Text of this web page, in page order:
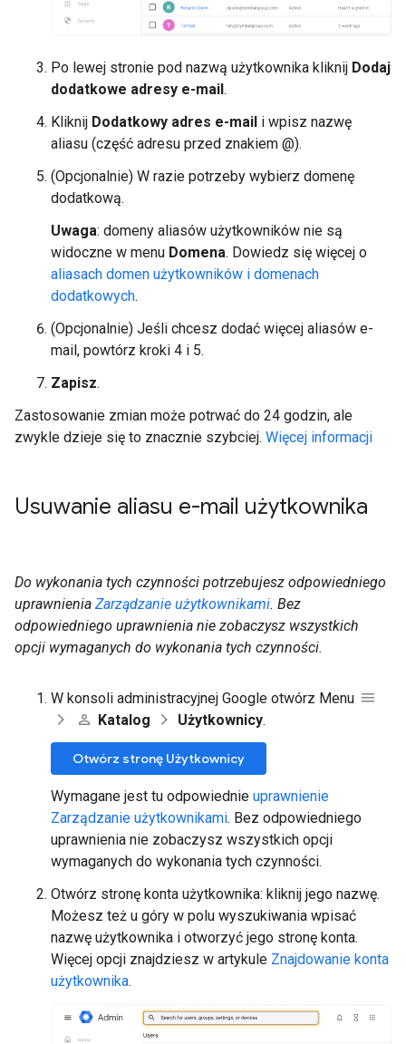
Po lewej stronie pod nazwą użytkownika kliknij Dodaj
dodatkowe adresy e-mail .
Kliknij Dodatkowy adres e-mail i wpisz nazwę
aliasu (część adresu przed znakiem @).
(Opcjonalnie) W razie potrzeby wybierz domenę
dodatkową.
Uwaga: domeny aliasów użytkowników nie są
widoczne w menu Domena. Dowiedz się więcej o
aliasach domen użytkowników i domenach
dodatkowych.
(Opcjonalnie) Jeśli chcesz dodać więcej aliasów e-
mail, powtórz kroki 4 i 5.
Zapisz.
Zastosowanie zmian może potrwać do 24 godzin, ale
zwykle dzieje się to znacznie szybciej. Więcej informacji
Usuwanie aliasu e-mail użytkownika
Do wykonania tych czynności potrzebujesz odpowiedniego
uprawnienia Zarządzanie użytkownikami. Bez
odpowiedniego uprawnienia nie zobaczysz wszystkich
opcji wymaganych do wykonania tych czynności.
W konsoli administracyjnej Google otwórz Menu
Katalog
Użytkownicy.
Otwórz stronę Użytkownicy
Wymagane jest tu odpowiednie uprawnienie
Zarządzanie użytkownikami. Bez odpowiedniego
uprawnienia nie zobaczysz wszystkich opcji
wymaganych do wykonania tych czynności.
Otwórz stronę konta użytkownika: kliknij jego nazwę.
Możesz też u góry w polu wyszukiwania wpisać
nazwę użytkownika i otworzyć jego stronę konta.
Więcej opcji znajdziesz w artykule Znajdowanie konta
użytkownika.